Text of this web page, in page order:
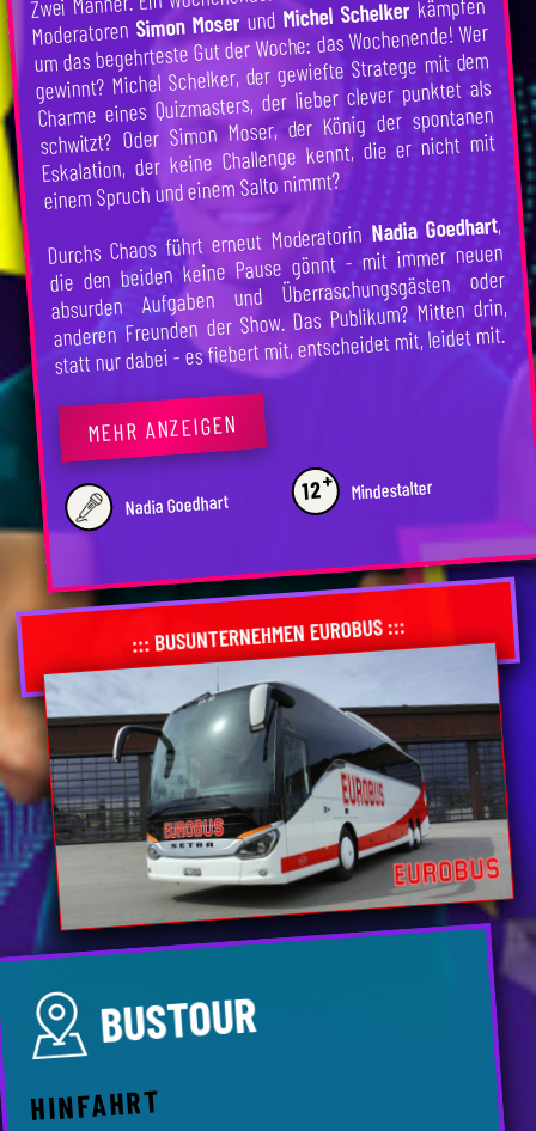
ModeratorenSimon MoserundMichel Schelkerkämpfen
um das begehrteste Gut der Woche: das Wochenende! Wer
gewinnt? Michel Schelker, der gewiefte Stratege mit dem
Charme eines Quizmasters, der lieber clever punktet als
schwitzt? Oder Simon Moser, der König der spontanen
Eskalation, der keine Challenge kennt, die er nicht mit
einem Spruch und einem Salto nimmt?
Durchs Chaos führt erneut ModeratorinNadia Goedhart,
die den beiden keine Pause gönnt - mit immer neuen
absurden Aufgaben und Überraschungsgästen oder
anderen Freunden der Show. Das Publikum? Mitten drin,
statt nur dabei - es fiebert mit, entscheidet mit, leidet mit.
MEHR ANZEIGEN
Nadia Goedhart 12+ Mindestalter
::: BUSUNTERNEHMEN EUROBUS :::
BUSTOUR
HINFAHRT